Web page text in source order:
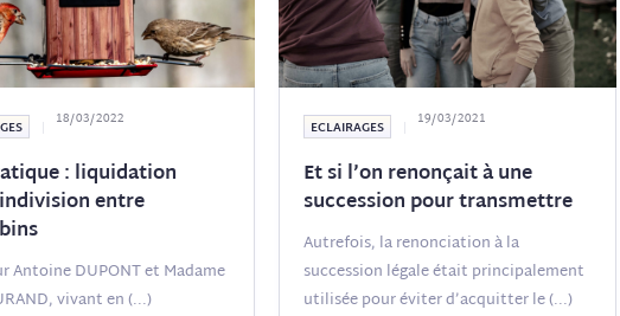
18/03/2022
: liquidation
entre
Antoine DUPONT et Madame
vivant en(...)
ECLAIRAGES 19/03/2021
Et si l’on renonçait à une
succession pour transmettre
Autrefois, la renonciation à la
succession légale était principalement
utilisée pour éviter d’acquitter le(...)